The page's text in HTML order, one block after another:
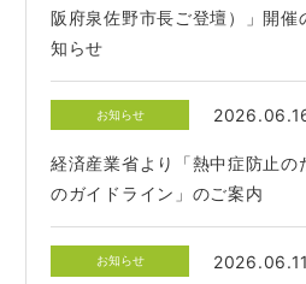
阪府泉佐野市長ご登壇）」開催
知らせ
お知らせ
経済産業省より「熱中症防止の
のガイドライン」のご案内
お知らせ 2026.06.11